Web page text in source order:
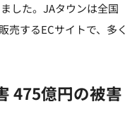
した。JAタウンは全国
売するECサイトで、多く
475億円の被害